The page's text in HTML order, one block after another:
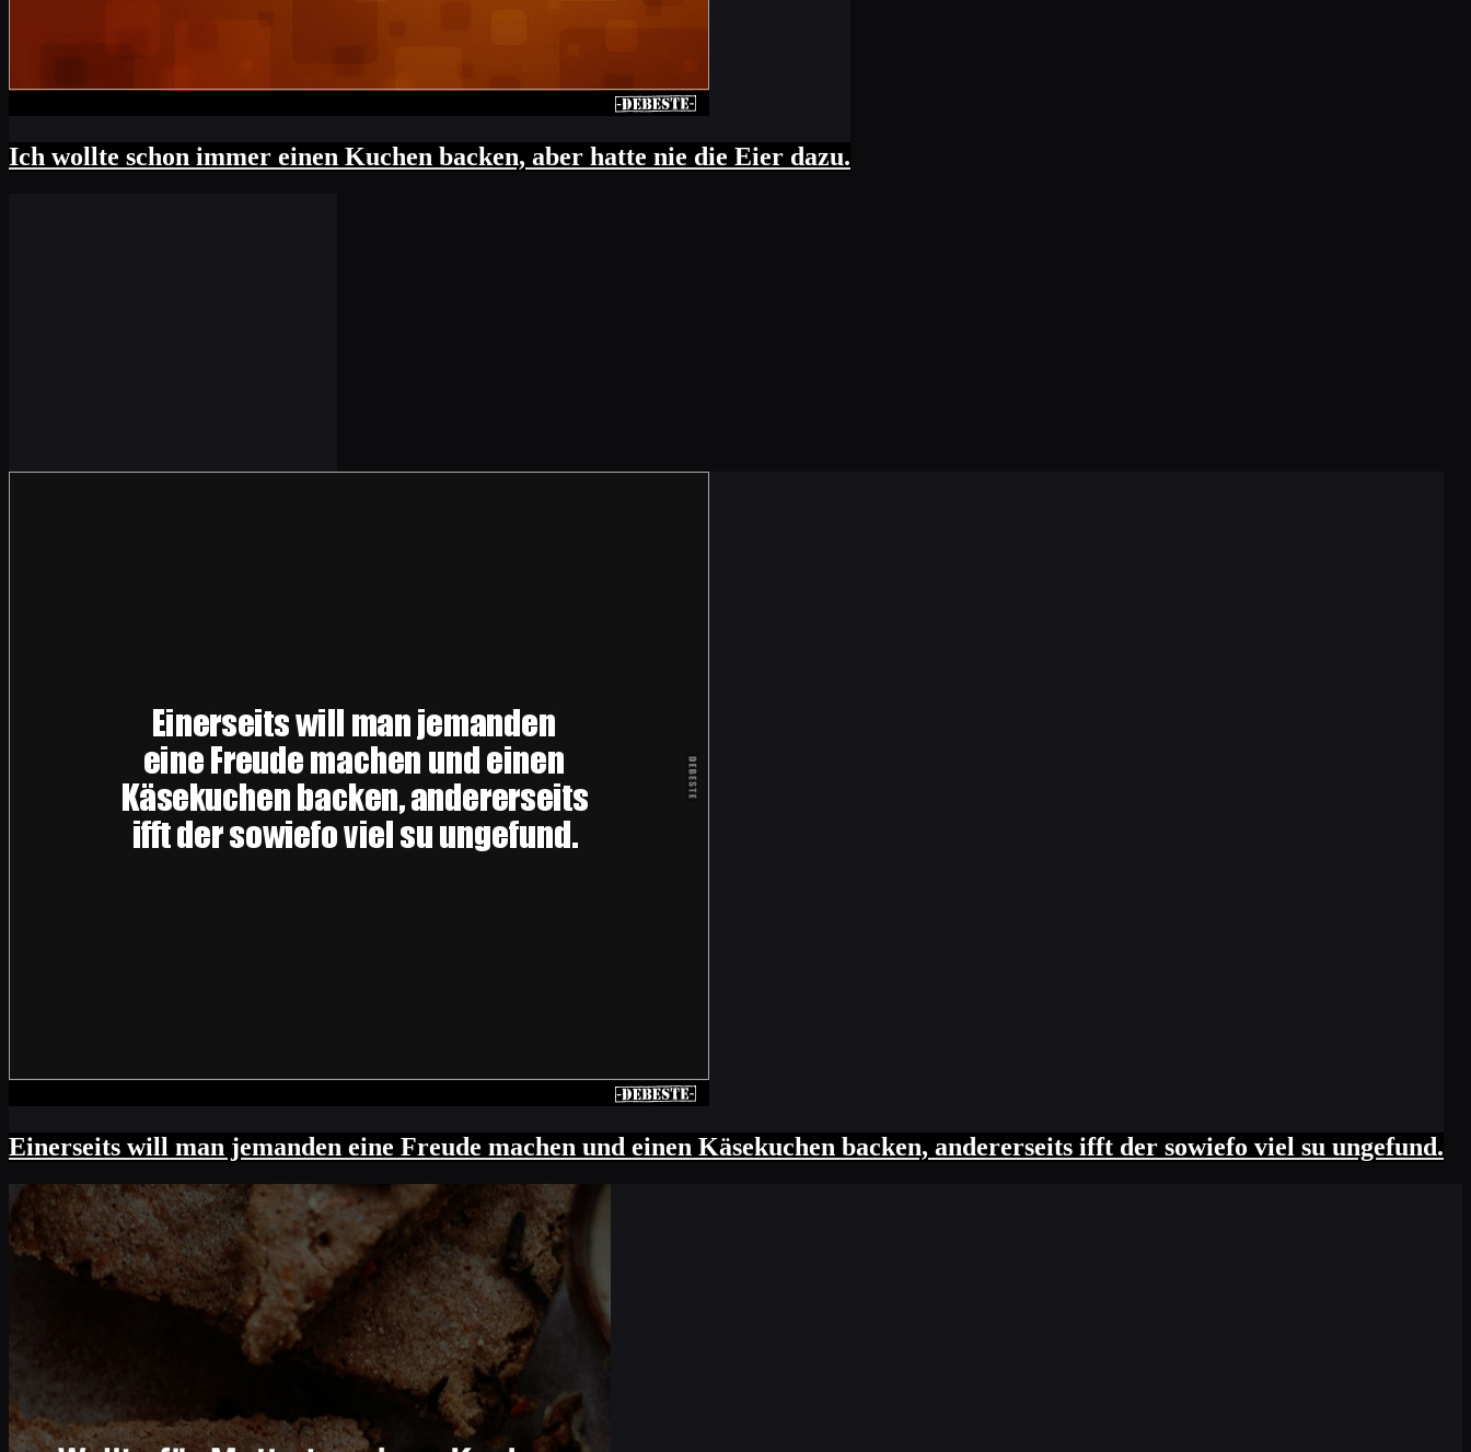
Ich wollte schon immer einen Kuchen backen, aber hatte nie die Eier dazu.
Einerseits will man jemanden eine Freude machen und einen Käsekuchen backen, andererseits ifft der sowiefo viel su ungefund.